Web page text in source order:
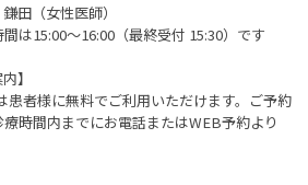
田（女性医師）
は15:00～16:00 （最終受付 15:30）です
】
患者様に無料でご利用いただけます。ご予約
時間内までにお電話またはWEB予約より